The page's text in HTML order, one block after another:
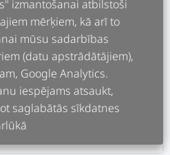
Soc.med. un
izmantošanai atbilstoši
mērķiem, kā arī to
mūsu sadarbības
(datu apstrādātājiem),
Google Analytics.
iespējams atsaukt,
saglabātās sīkdatnes